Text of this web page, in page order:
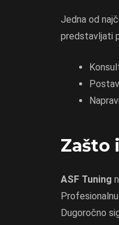
Jedna od
predstavljati
Zašto
ASF Tuning
Dugoročno